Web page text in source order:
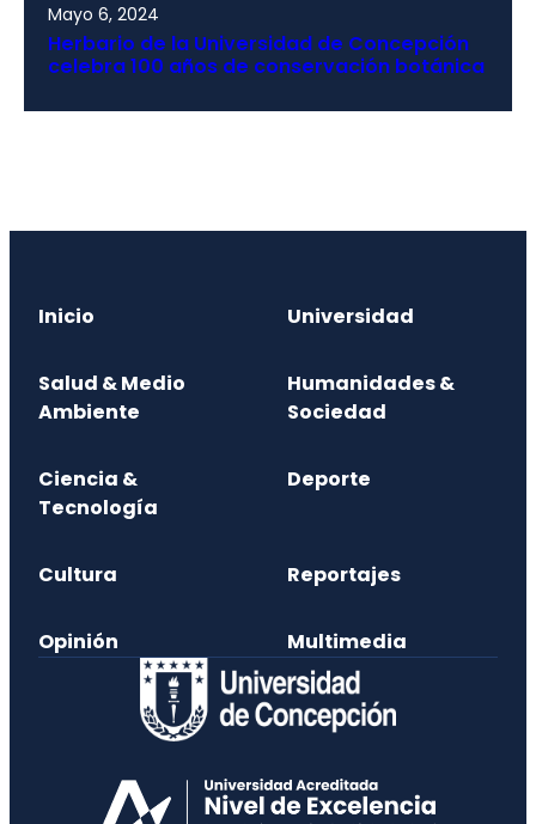
Mayo 6, 2024
Herbario de la Universidad de Concepción
celebra 100 años de conservación botánica
Inicio Universidad
Salud & Medio
Ambiente
Humanidades &
Sociedad
Ciencia &
Tecnología
Deporte
Cultura Reportajes
Opinión Multimedia